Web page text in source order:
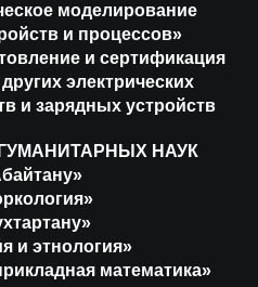
моделирование
и процессов»
и сертификация
электрических
и зарядных устройств
НАУК
и этнология»
математика»